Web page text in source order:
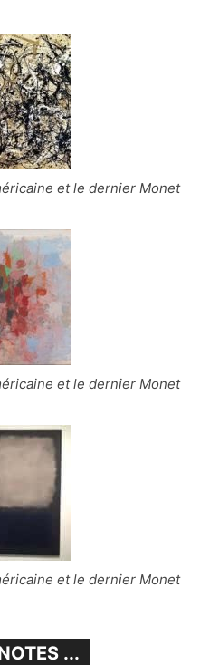
et le dernier Monet
et le dernier Monet
et le dernier Monet
...